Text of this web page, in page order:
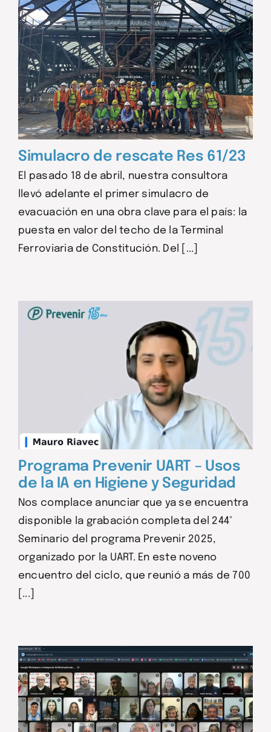
Simulacro de rescate Res 61/23
El pasado 18 de abril, nuestra consultora
llevó adelante el primer simulacro de
evacuación en una obra clave para el país: la
puesta en valor del techo de la Terminal
Ferroviaria de Constitución. Del [...]
Programa Prevenir UART – Usos
de la IA en Higiene y Seguridad
Nos complace anunciar que ya se encuentra
disponible la grabación completa del 244°
Seminario del programa Prevenir 2025,
organizado por la UART. En este noveno
encuentro del ciclo, que reunió a más de 700
[...]